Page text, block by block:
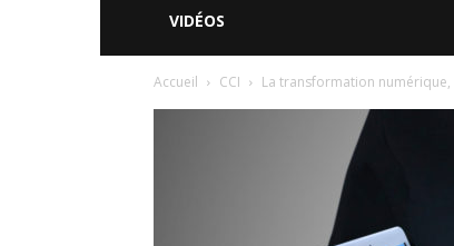
VIDÉOS
Accueil CCI La transformation